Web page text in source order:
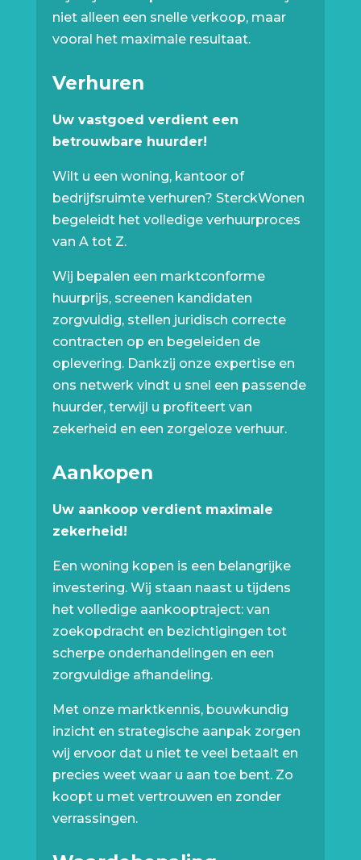
niet alleen een snelle verkoop, maar
vooral het maximale resultaat.
Verhuren
Uw vastgoed verdient een
betrouwbare huurder!
Wilt u een woning, kantoor of
bedrijfsruimte verhuren? SterckWonen
begeleidt het volledige verhuurproces
van A tot Z.
Wij bepalen een marktconforme
huurprijs, screenen kandidaten
zorgvuldig, stellen juridisch correcte
contracten op en begeleiden de
oplevering. Dankzij onze expertise en
ons netwerk vindt u snel een passende
huurder, terwijl u profiteert van
zekerheid en een zorgeloze verhuur.
Aankopen
Uw aankoop verdient maximale
zekerheid!
Een woning kopen is een belangrijke
investering. Wij staan naast u tijdens
het volledige aankooptraject: van
zoekopdracht en bezichtigingen tot
scherpe onderhandelingen en een
zorgvuldige afhandeling.
Met onze marktkennis, bouwkundig
inzicht en strategische aanpak zorgen
wij ervoor dat u niet te veel betaalt en
precies weet waar u aan toe bent. Zo
koopt u met vertrouwen en zonder
verrassingen.